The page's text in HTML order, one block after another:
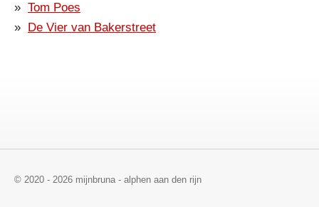
Tom Poes
De Vier van Bakerstreet
© 2020 - 2026 mijnbruna - alphen aan den rijn